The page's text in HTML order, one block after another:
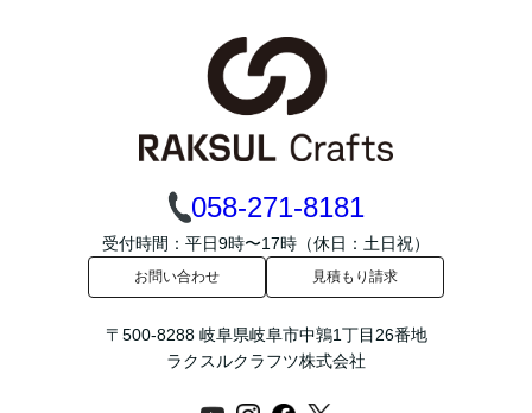
058-271-8181
受付時間：平日9時〜17時（休日：土日祝）
お問い合わせ 見積もり請求
〒500-8288 岐阜県岐阜市中鶉1丁目26番地
ラクスルクラフツ株式会社